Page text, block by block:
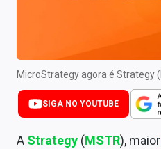
Central de Fundos Imobiliários
Central dos IPOs
Renda Fixa
MicroStrategy agora é Strategy
SIGA NO YOUTUBE
A Strategy (MSTR), maior